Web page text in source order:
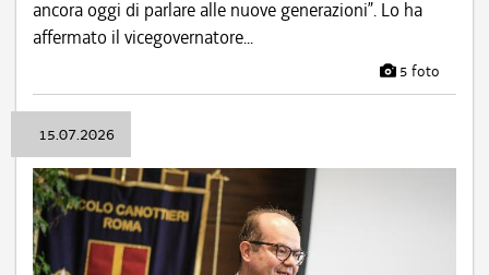
ancora oggi di parlare alle nuove generazioni”. Lo ha
affermato il vicegovernatore...
5 foto
15.07.2026